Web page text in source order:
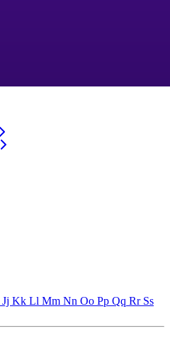
Jj Kk Ll Mm Nn Oo Pp Qq Rr Ss